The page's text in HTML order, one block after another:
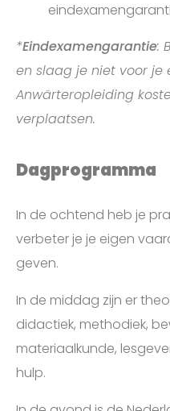
*Eindexamengarantie:
en slaag je niet voor je
Anwärteropleiding
verplaatsen.
Dagprogramma
In de ochtend heb je
verbeter je je eigen
geven.
In de middag zijn er
didactiek, methodiek,
materiaalkunde,
hulp.